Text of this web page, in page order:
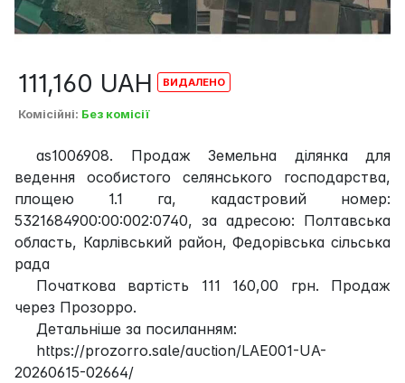
111,160 UAH
Комісійні: Без комісії
as1006908. Продаж Земельна ділянка для
ведення особистого селянського господарства,
площею 1.1 га, кадастровий номер:
5321684900:00:002:0740, за адресою: Полтавська
область, Карлівський район, Федорівська сільська
рада
Початкова вартість 111 160,00 грн. Продаж
через Прозорро.
Детальніше за посиланням:
https://prozorro.sale/auction/LAE001-UA-
20260615-02664/